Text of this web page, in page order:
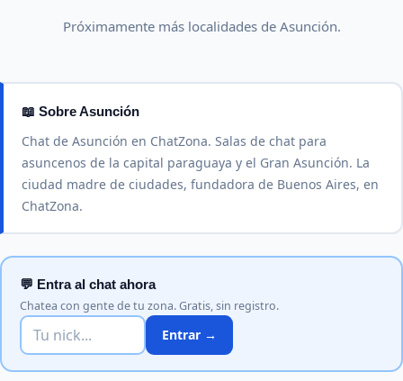
Próximamente más localidades de Asunción.
📖 Sobre Asunción
Chat de Asunción en ChatZona. Salas de chat para
asuncenos de la capital paraguaya y el Gran Asunción. La
ciudad madre de ciudades, fundadora de Buenos Aires, en
ChatZona.
💬 Entra al chat ahora
Chatea con gente de tu zona. Gratis, sin registro.
Entrar →